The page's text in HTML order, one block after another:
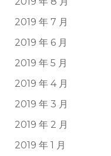
2019 年 7 月
2019 年 6 月
2019 年 5 月
2019 年 4 月
2019 年 3 月
2019 年 2 月
2019 年 1 月